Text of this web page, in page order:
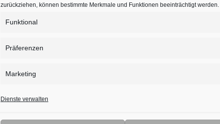
zurückziehen, können bestimmte Merkmale und Funktionen beeinträchtigt werden.
Funktional
Präferenzen
Marketing
Dienste verwalten